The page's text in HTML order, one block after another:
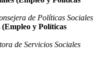
de Políticas Sociales
(Empleo y Políticas
de Servicios Sociales